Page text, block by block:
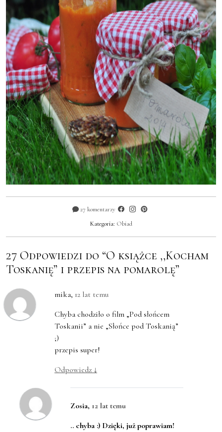
27 komentarzy
Kategoria: Obiad
27 Odpowiedzi do “O książce ,,Kocham
Toskanię” i przepis na pomarolę”
mika, 12 lat temu
Chyba chodziło o film „Pod słońcem
Toskanii” a nie „Słońce pod Toskanią”
;)
przepis super!
Odpowiedz ↓
Zosia, 12 lat temu
.. chyba :) Dzięki, już poprawiam!